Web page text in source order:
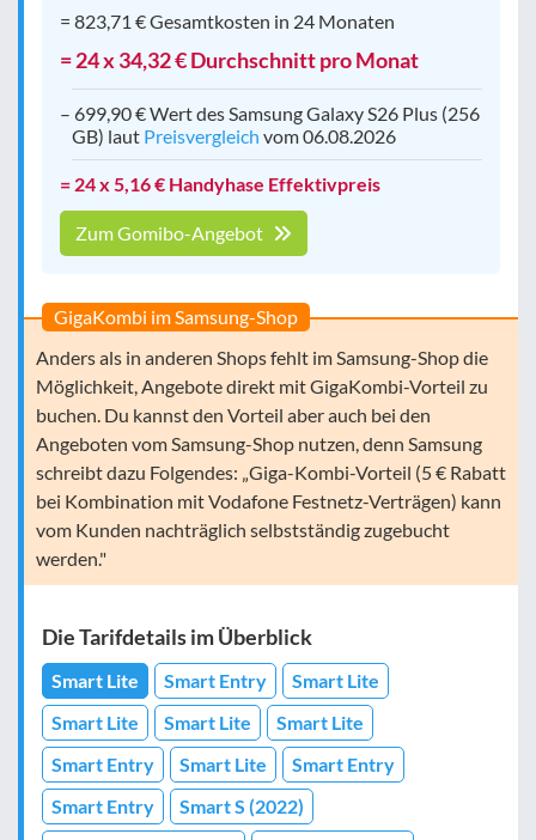
= 823,71 € Gesamtkosten in 24 Monaten
= 24 x 34,32 € Durchschnitt pro Monat
– 699,90 € Wert des Samsung Galaxy S26 Plus (256
GB) laut Preisvergleich vom 06.08.2026
= 24 x 5,16 € Handyhase Effektivpreis
Zum Gomibo-Angebot
GigaKombi im Samsung-Shop
Anders als in anderen Shops fehlt im Samsung-Shop die
Möglichkeit, Angebote direkt mit GigaKombi-Vorteil zu
buchen. Du kannst den Vorteil aber auch bei den
Angeboten vom Samsung-Shop nutzen, denn Samsung
schreibt dazu Folgendes: „Giga-Kombi-Vorteil (5 € Rabatt
bei Kombination mit Vodafone Festnetz-Verträgen) kann
vom Kunden nachträglich selbstständig zugebucht
werden."
Die Tarifdetails im Überblick
Smart Lite Smart Entry
Smart Lite
Smart Lite
Smart Lite
Smart Lite
Smart Entry
Smart Lite
Smart Entry
Smart Entry
Smart S (2022)